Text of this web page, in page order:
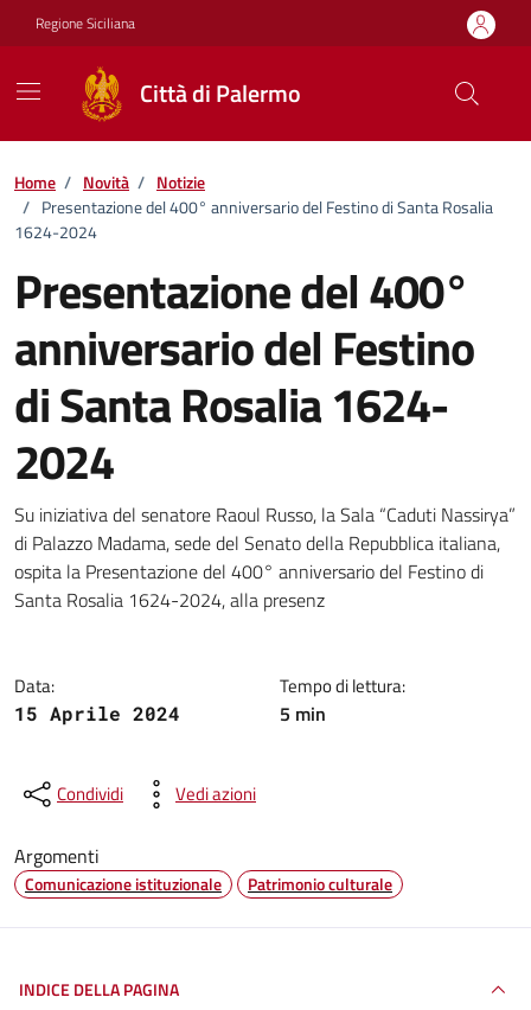
Vai ai contenuti
Vai al footer
Regione Siciliana
Città di Palermo
Home / Novità / Notizie
/ Presentazione del 400° anniversario del Festino di Santa Rosalia
1624-2024
Presentazione del 400°
anniversario del Festino
di Santa Rosalia 1624-
2024
Dettagli della notizia
Su iniziativa del senatore Raoul Russo, la Sala “Caduti Nassirya”
di Palazzo Madama, sede del Senato della Repubblica italiana,
ospita la Presentazione del 400° anniversario del Festino di
Santa Rosalia 1624-2024, alla presenz
Data:
15 Aprile 2024
Tempo di lettura:
5 min
Condividi Vedi azioni
Argomenti
Comunicazione istituzionale Patrimonio culturale
INDICE DELLA PAGINA